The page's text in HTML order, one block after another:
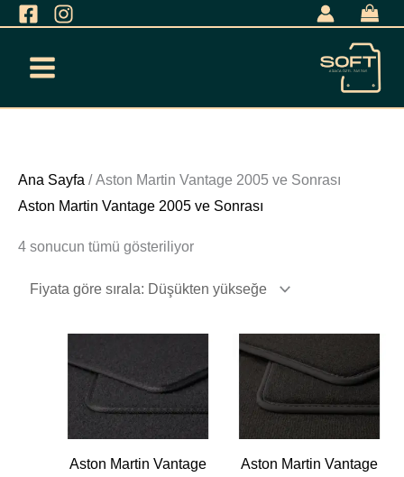
İçeriğe
Ana Sayfa / Aston Martin Vantage 2005 ve Sonrası
Aston Martin Vantage 2005 ve Sonrası
4 sonucun tümü gösteriliyor
Fiyata
göre
yükseğe
Aston Martin Vantage
Aston Martin Vantage